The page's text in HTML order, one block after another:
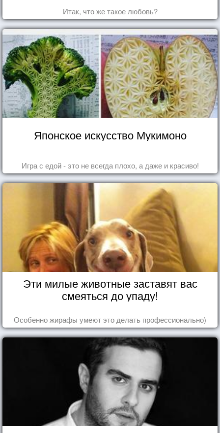
Итак, что же такое любовь?
Японское искусство Мукимоно
Игра с едой - это не всегда плохо, а даже и красиво!
Эти милые животные заставят вас
смеяться до упаду!
Особенно жирафы умеют это делать профессионально)